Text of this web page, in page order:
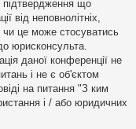
підтвердження що
від неповнолітніх,
це може стосуватись
юрисконсульта.
даної конференції не
і не є об'єктом
на питання "З ким
і / або юридичних